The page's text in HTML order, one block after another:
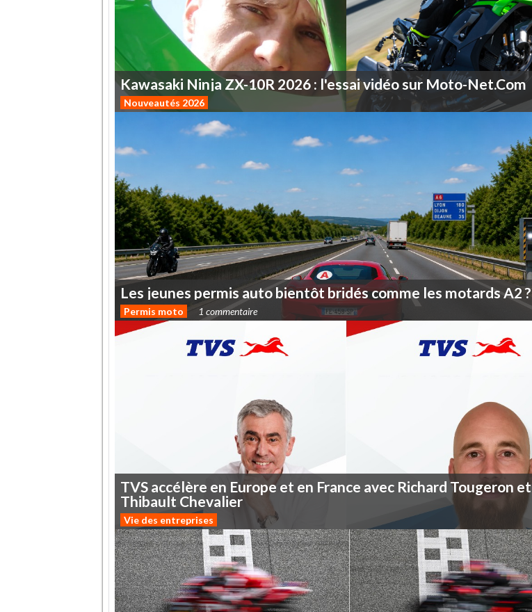
Kawasaki Ninja ZX-10R 2026 : l'essaividéosur Moto-Net.Com
Nouveautés 2026
Les jeunes permis auto bientôt bridéscomme les motardsA2?
Permis moto 1 commentaire
TVS accélère en Europe et en France avec Richard Tougeron et
Thibault Chevalier
Vie des entreprises